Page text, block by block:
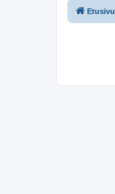
Etusivu